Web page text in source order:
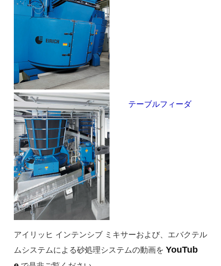
テーブルフィーダ
アイリッヒ インテンシブ ミキサーおよび、エバクテル
ムシステムによる砂処理システムの動画を YouTub